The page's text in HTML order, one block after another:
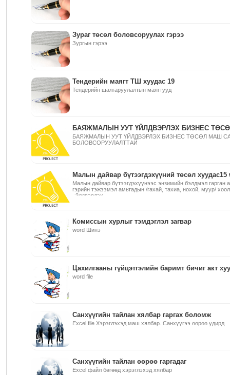
Зураг төсөл боловсоруулах гэрээ
Зургын гэрээ
Тендерийн маягт ТШ хуудас 19
Тендерийн шалгаруулалтын маягтууд
БАЯЖМАЛЫН УУТ ҮЙЛДВЭРЛЭХ БИЗНЕС
БАЯЖМАЛЫН УУТ ҮЙЛДВЭРЛЭХ БИЗНЕС ТӨСӨЛ МАШ
БОЛОВСОРУУЛАЛТТАЙ
Малын дайвар бүтээгдэхүүний төсөл хуудас15
Малын дайвар бүтээгдэхүүнээс энзимийн бэлдмэл гарган
гэрийн тэжээмэл амьтадын /гахай, тахиа, нохой, муур/
үйлдвэрлэх
Комиссын хурлыг тэмдэглэл загвар
word Шинэ
Цахилгааны гүйцэтгэлийн баримт бичиг акт
word file
Санхүүгийн тайлан хялбар гаргах боломж
Excel file Хэрэглэхэд маш хялбар. Санхүүгээ өөрөө удирд
Санхүүгийн тайлан өөрөө гаргадаг
Excel файл бөгөөд хэрэглэхэд хялбар